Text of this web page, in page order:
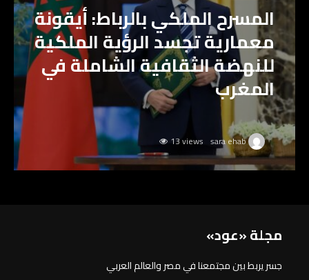
المسرح الملكي بالرباط: أيقونة
معمارية تجسد الرؤية الملكية
للنهضة الثقافية الشاملة في
المغرب
sara ehab
13 views
مجلة «عود»
جسر يربط بين مجتمعنا في مصر والعالم العربي